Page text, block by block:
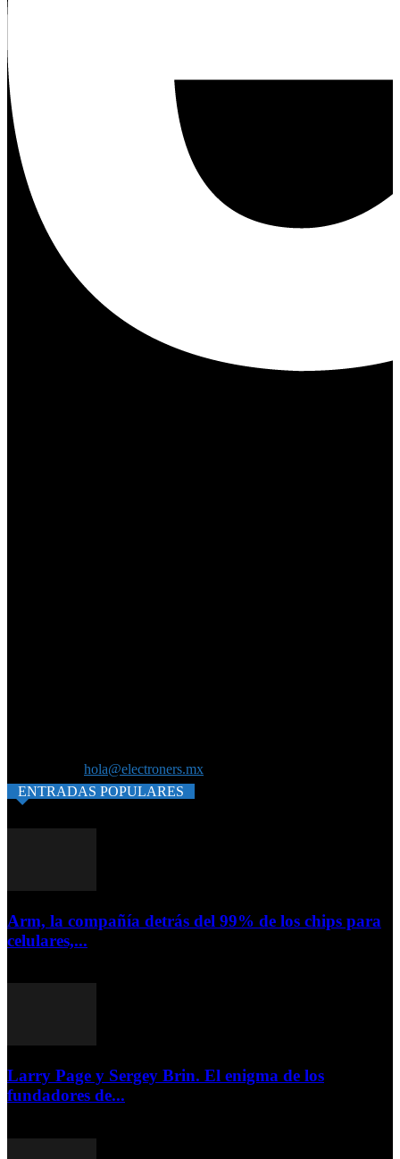
hola@electroners.mx
ENTRADAS POPULARES
Arm, la compañía detrás del 99% de los chips para
celulares,...
Larry Page y Sergey Brin. El enigma de los
fundadores de...